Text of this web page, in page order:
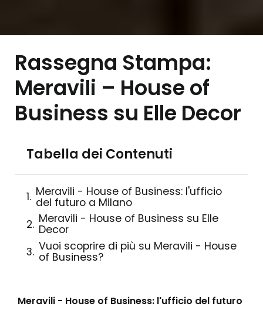
Rassegna Stampa:
Meravili – House of
Business su Elle Decor
Tabella dei Contenuti
Meravili - House of Business: l'ufficio
del futuro a Milano
Meravili - House of Business su Elle
Decor
Vuoi scoprire di più su Meravili - House
of Business?
Meravili - House of Business: l'ufficio del futuro